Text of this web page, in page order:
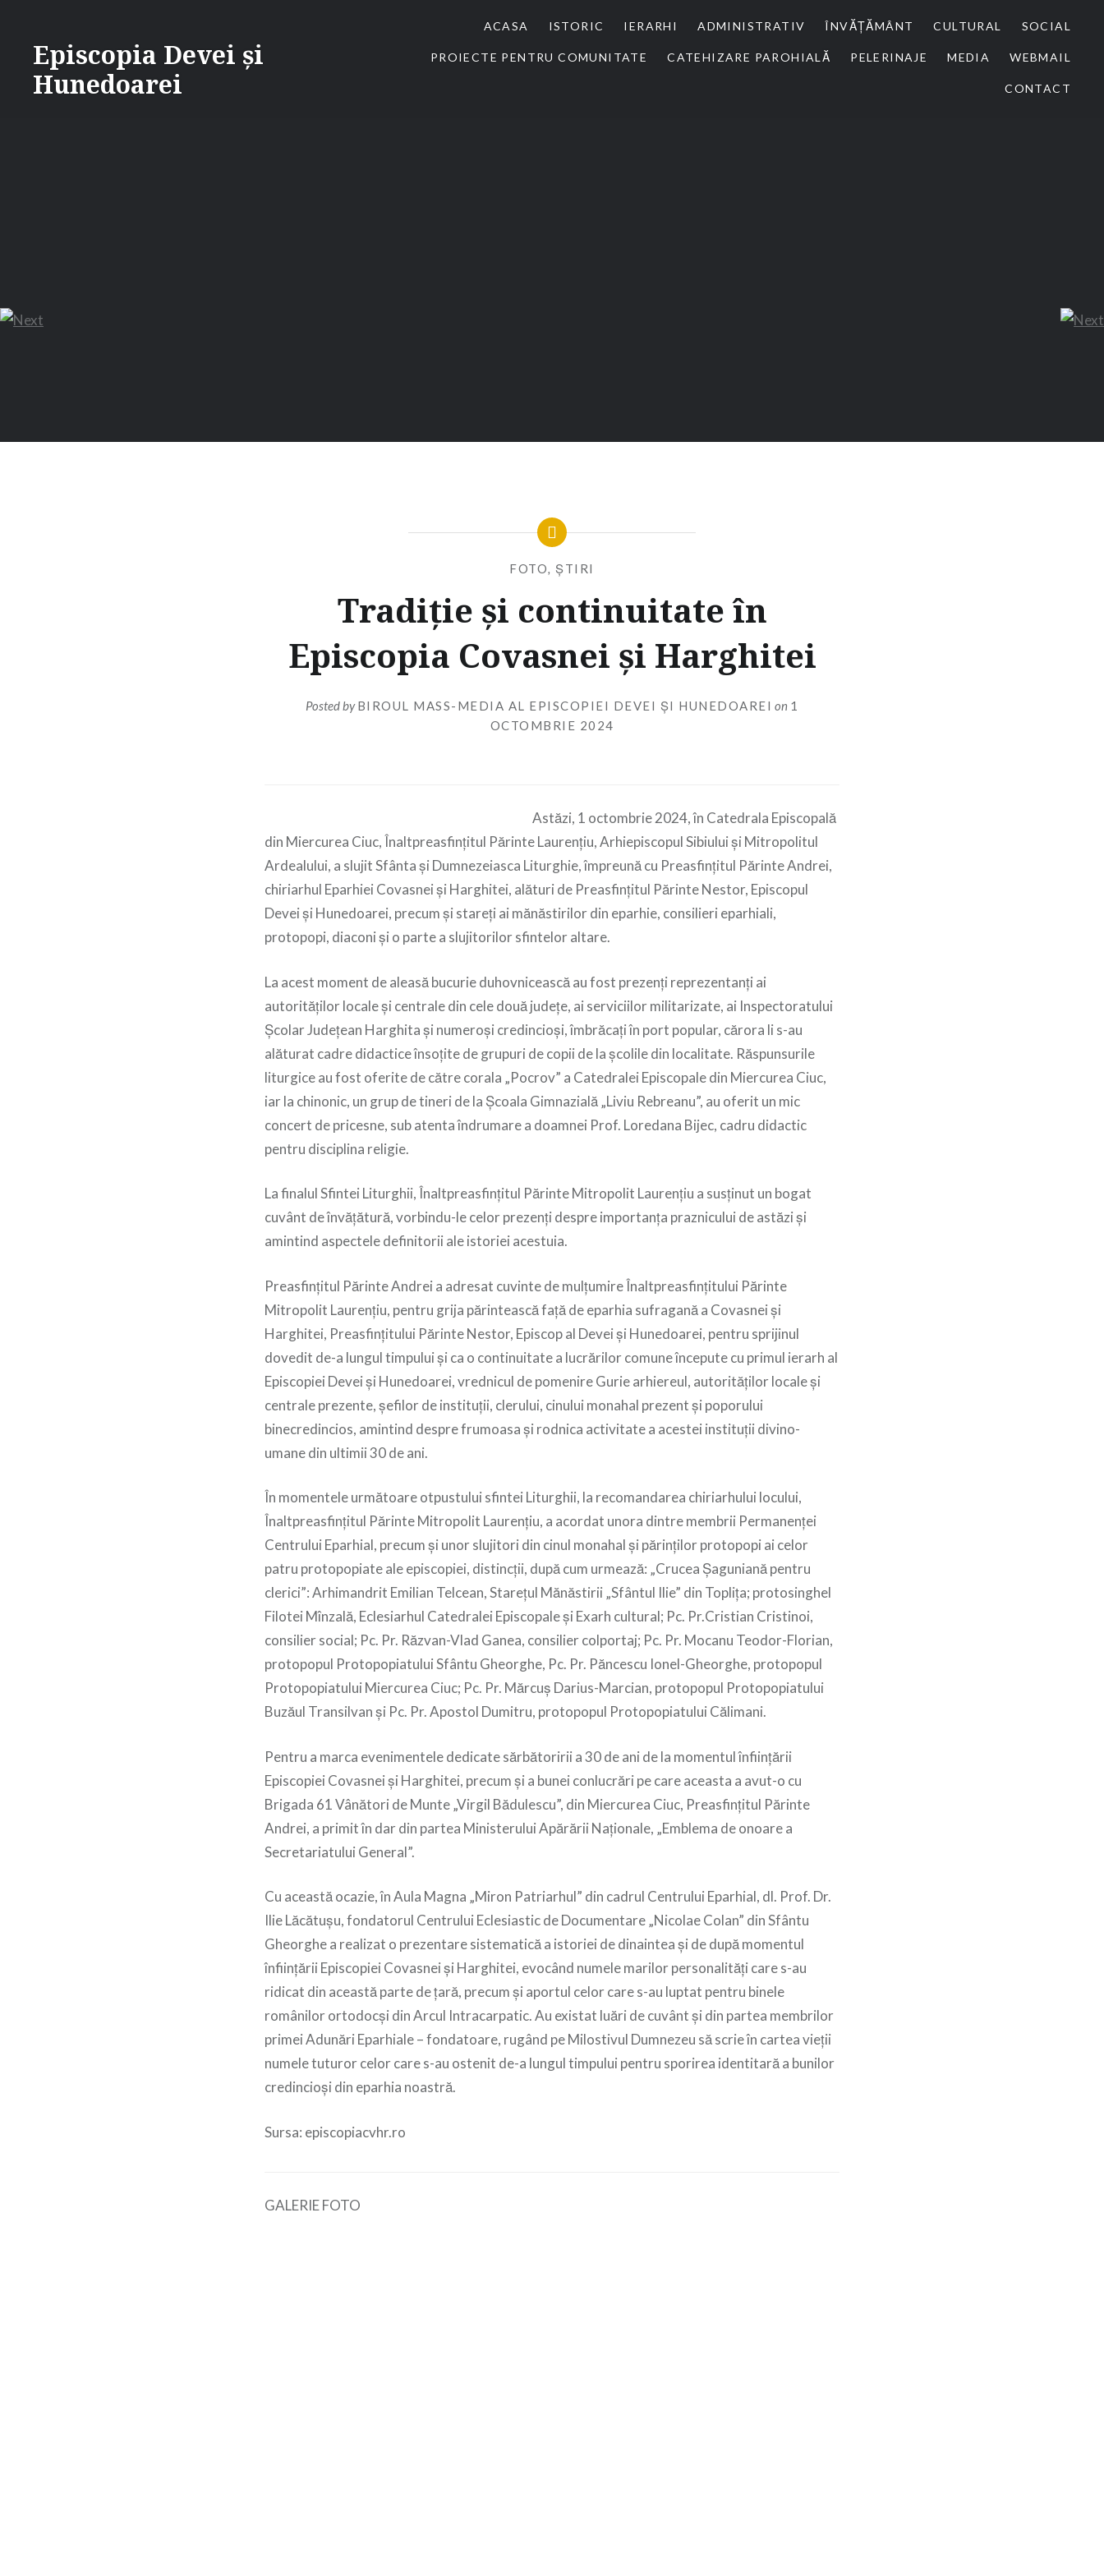
contentEpiscopia Devei și
Hunedoarei
ACASA ISTORIC IERARHI ADMINISTRATIV ÎNVĂȚĂMÂNT CULTURAL SOCIAL
PROIECTE PENTRU COMUNITATE CATEHIZARE PAROHIALĂ PELERINAJE MEDIA WEBMAIL
CONTACT
FOTO ,ȘTIRI
Tradiție și continuitate în
Episcopia Covasnei și Harghitei
Posted byBIROUL MASS-MEDIA AL EPISCOPIEI DEVEI ȘI HUNEDOAREI on 1
OCTOMBRIE 2024
Astăzi, 1 octombrie 2024, în Catedrala Episcopală
din Miercurea Ciuc, Înaltpreasfinţitul Părinte Laurenţiu, Arhiepiscopul Sibiului şi Mitropolitul
Ardealului, a slujit Sfânta și Dumnezeiasca Liturghie, împreună cu Preasfințitul Părinte Andrei,
chiriarhul Eparhiei Covasnei și Harghitei, alături de Preasfințitul Părinte Nestor, Episcopul
Devei și Hunedoarei, precum şi stareți ai mănăstirilor din eparhie, consilieri eparhiali,
protopopi, diaconi și o parte a slujitorilor sfintelor altare.
La acest moment de aleasă bucurie duhovnicească au fost prezenți reprezentanți ai
autorităților locale și centrale din cele două județe, ai serviciilor militarizate, ai Inspectoratului
Școlar Județean Harghita și numeroşi credincioși, îmbrăcați în port popular, cărora li s-au
alăturat cadre didactice însoțite de grupuri de copii de la școlile din localitate. Răspunsurile
liturgice au fost oferite de către corala „Pocrov” a Catedralei Episcopale din Miercurea Ciuc,
iar la chinonic, un grup de tineri de la Școala Gimnazială „Liviu Rebreanu”, au oferit un mic
concert de pricesne, sub atenta îndrumare a doamnei Prof. Loredana Bijec, cadru didactic
pentru disciplina religie.
La finalul Sfintei Liturghii, Înaltpreasfințitul Părinte Mitropolit Laurențiu a susținut un bogat
cuvânt de învățătură, vorbindu-le celor prezenți despre importanța praznicului de astăzi și
amintind aspectele definitorii ale istoriei acestuia.
Preasfințitul Părinte Andrei a adresat cuvinte de mulțumire Înaltpreasfințitului Părinte
Mitropolit Laurențiu, pentru grija părintească față de eparhia sufragană a Covasnei și
Harghitei, Preasfințitului Părinte Nestor, Episcop al Devei și Hunedoarei, pentru sprijinul
dovedit de-a lungul timpului și ca o continuitate a lucrărilor comune începute cu primul ierarh al
Episcopiei Devei și Hunedoarei, vrednicul de pomenire Gurie arhiereul, autorităților locale și
centrale prezente, șefilor de instituții, clerului, cinului monahal prezent și poporului
binecredincios, amintind despre frumoasa și rodnica activitate a acestei instituții divino-
umane din ultimii 30 de ani.
În momentele următoare otpustului sfintei Liturghii, la recomandarea chiriarhului locului,
Înaltpreasfinţitul Părinte Mitropolit Laurenţiu, a acordat unora dintre membrii Permanenței
Centrului Eparhial, precum și unor slujitori din cinul monahal și părinților protopopi ai celor
patru protopopiate ale episcopiei, distincții, după cum urmează: „Crucea Șaguniană pentru
clerici”: Arhimandrit Emilian Telcean, Starețul Mănăstirii „Sfântul Ilie” din Toplița; protosinghel
Filotei Mînzală, Eclesiarhul Catedralei Episcopale și Exarh cultural; Pc. Pr.Cristian Cristinoi,
consilier social; Pc. Pr. Răzvan-Vlad Ganea, consilier colportaj; Pc. Pr. Mocanu Teodor-Florian,
protopopul Protopopiatului Sfântu Gheorghe, Pc. Pr. Păncescu Ionel-Gheorghe, protopopul
Protopopiatului Miercurea Ciuc; Pc. Pr. Mărcuș Darius-Marcian, protopopul Protopopiatului
Buzăul Transilvan și Pc. Pr. Apostol Dumitru, protopopul Protopopiatului Călimani.
Pentru a marca evenimentele dedicate sărbătoririi a 30 de ani de la momentul înființării
Episcopiei Covasnei și Harghitei, precum și a bunei conlucrări pe care aceasta a avut-o cu
Brigada 61 Vânători de Munte „Virgil Bădulescu”, din Miercurea Ciuc, Preasfințitul Părinte
Andrei, a primit în dar din partea Ministerului Apărării Naționale, „Emblema de onoare a
Secretariatului General”.
Cu această ocazie, în Aula Magna „Miron Patriarhul” din cadrul Centrului Eparhial, dl. Prof. Dr.
Ilie Lăcătușu, fondatorul Centrului Eclesiastic de Documentare „Nicolae Colan” din Sfântu
Gheorghe a realizat o prezentare sistematică a istoriei de dinaintea și de după momentul
înființării Episcopiei Covasnei și Harghitei, evocând numele marilor personalități care s-au
ridicat din această parte de țară, precum și aportul celor care s-au luptat pentru binele
românilor ortodocși din Arcul Intracarpatic. Au existat luări de cuvânt și din partea membrilor
primei Adunări Eparhiale – fondatoare, rugând pe Milostivul Dumnezeu să scrie în cartea vieții
numele tuturor celor care s-au ostenit de-a lungul timpului pentru sporirea identitară a bunilor
credincioși din eparhia noastră.
Sursa: episcopiacvhr.ro
GALERIE FOTO